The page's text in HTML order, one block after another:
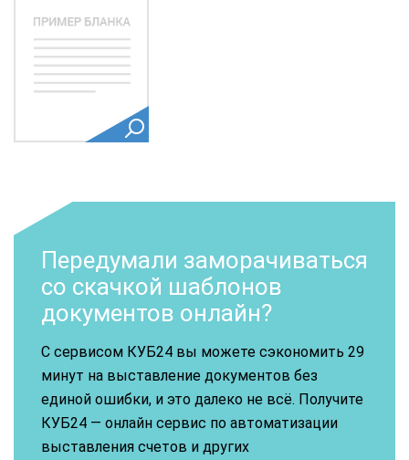
Передумали заморачиваться
со скачкой шаблонов
документов онлайн?
С сервисом КУБ24 вы можете сэкономить 29
минут на выставление документов без
единой ошибки, и это далеко не всё. Получите
КУБ24 — онлайн сервис по автоматизации
выставления счетов и других